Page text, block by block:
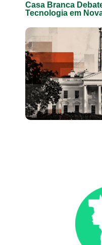
Casa Branca
Tecnologia em